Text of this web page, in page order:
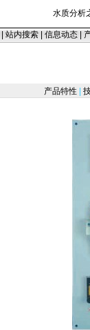
水质分析
站内搜索 信息动态
产品特性